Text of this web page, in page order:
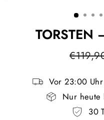
TORSTEN
Vor 23:00
Nur heute
30